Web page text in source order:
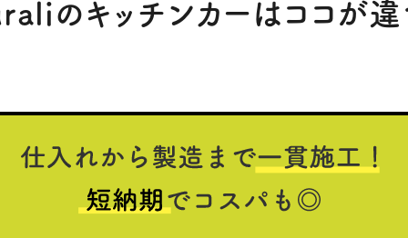
のキッチンカーは ココ が違